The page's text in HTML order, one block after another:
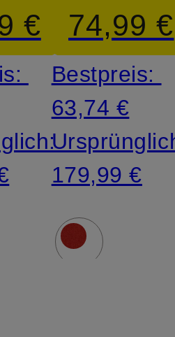
€ 74,99 €
Bestpreis:
63,74 €
179,99 €